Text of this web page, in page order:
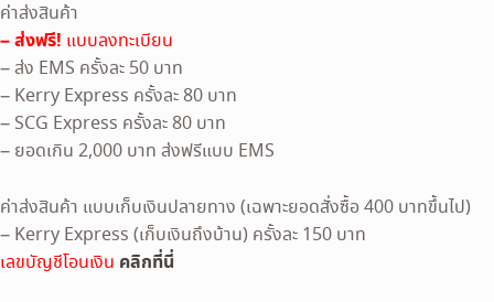
ค่าส่งสินค้า
– ส่งฟรี! แบบลงทะเบียน
– ส่ง EMS ครั้งละ 50 บาท
– Kerry Express ครั้งละ 80 บาท
– SCG Express ครั้งละ 80 บาท
– ยอดเกิน 2,000 บาท ส่งฟรีแบบ EMS
ค่าส่งสินค้า แบบเก็บเงินปลายทาง (เฉพาะยอดสั่งซื้อ 400 บาทขึ้นไป)
– Kerry Express (เก็บเงินถึงบ้าน) ครั้งละ 150 บาท
เลขบัญชีโอนเงิน คลิกที่นี่